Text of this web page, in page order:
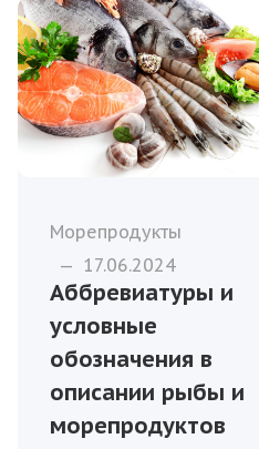
Морепродукты
— 17.06.2024
Аббревиатуры и
условные
обозначения в
описании рыбы и
морепродуктов